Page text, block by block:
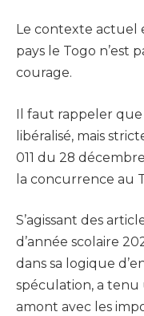
Le contexte actuel
pays le Togo n’est
courage.
Il faut rappeler
libéralisé, mais
011 du 28
la concurrence au
S’agissant des
d’année scolaire
dans sa logique
spéculation, a tenu
amont avec les